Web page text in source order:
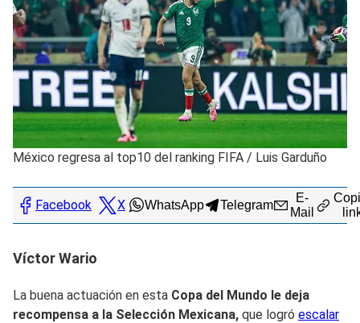
México regresa al top10 del ranking FIFA / Luis Garduño
Facebook X WhatsApp Telegram
E-
Mail
Víctor Wario
La buena actuación en esta Copa del Mundo le deja
recompensa a la Selección Mexicana, que logró escalar